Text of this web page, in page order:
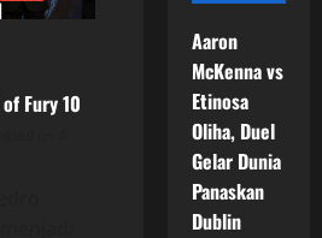
Fury 10
Aaron
McKenna vs
Etinosa
Oliha, Duel
Gelar Dunia
Panaskan
Dublin